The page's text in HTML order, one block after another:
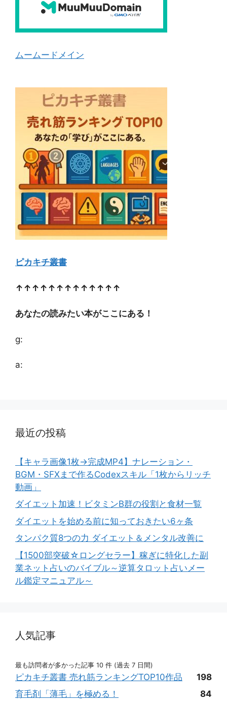
ムームードメイン
ピカキチ叢書
↑↑↑↑↑↑↑↑↑↑↑↑↑
あなたの読みたい本がここにある！
g:
a:
最近の投稿
【キャラ画像1枚→完成MP4】ナレーション・
BGM・SFXまで作るCodexスキル「1枚からリッチ
動画」
ダイエット加速！ビタミンB群の役割と食材一覧
ダイエットを始める前に知っておきたい6ヶ条
タンパク質8つの力 ダイエット＆メンタル改善に
【1500部突破☆ロングセラー】稼ぎに特化した副
業ネット占いのバイブル～逆算タロット占いメー
ル鑑定マニュアル～
人気記事
最も訪問者が多かった記事 10 件 (過去 7 日間)
ピカキチ叢書 売れ筋ランキングTOP10作品
198
育毛剤「薄毛」を極める！
84